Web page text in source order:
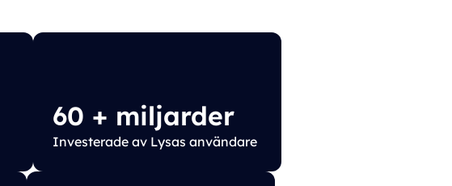
60 + miljarder
Investerade av Lysas användare